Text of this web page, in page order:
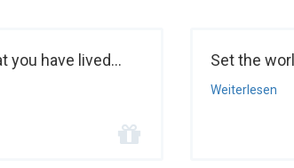
you have lived... Set the
Weiterlesen